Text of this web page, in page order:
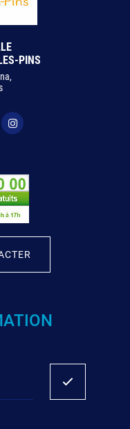
PINS